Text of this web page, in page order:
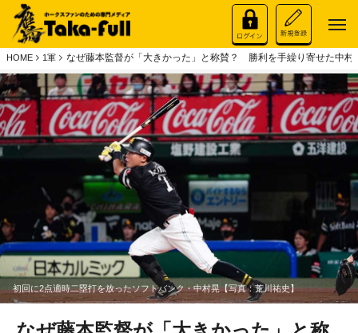
HOME 1軍 なぜ藤本監督が「大きかった」と称賛？ 勝利を手繰り寄せた中村
初回に2点適時二塁打を放ったソフトバンク・中村晃【写真：荒川祐史】